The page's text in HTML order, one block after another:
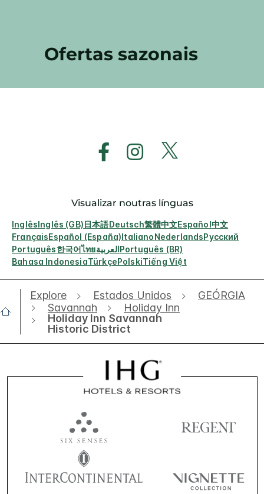
Ofertas sazonais
Visualizar noutras línguas
InglêsInglês (GB)日本語Deutsch繁體中文Español中文
FrançaisEspañol (España)ItalianoNederlandsРусский
Português한국어ไทยالعربيةPortuguês (BR)
Bahasa IndonesiaTürkçePolskiTiếng Việt
Explore Estados Unidos
GEÓRGIA
Savannah
Holiday Inn
Holiday Inn Savannah
Historic District